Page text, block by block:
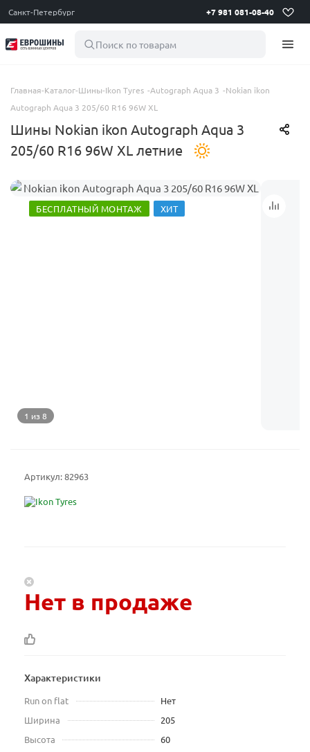
Санкт-Петербург +7 981 081-08-40
Поиск по товарам
Главная-Каталог-Шины-Ikon Tyres -Autograph Aqua 3 -Nokian ikon
Autograph Aqua 3 205/60 R16 96W XL
Шины Nokian ikon Autograph Aqua 3
205/60 R16 96W XL летние
БЕСПЛАТНЫЙ МОНТАЖ ХИТ
1 из 8
Артикул:82963
Нет в продаже
Характеристики
Run on flat
Нет
Ширина
205
Высота
60